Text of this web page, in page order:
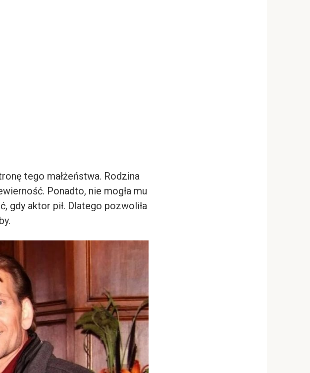
tego małżeństwa. Rodzina
Ponadto, nie mogła mu
gdy aktor pił. Dlatego pozwoliła